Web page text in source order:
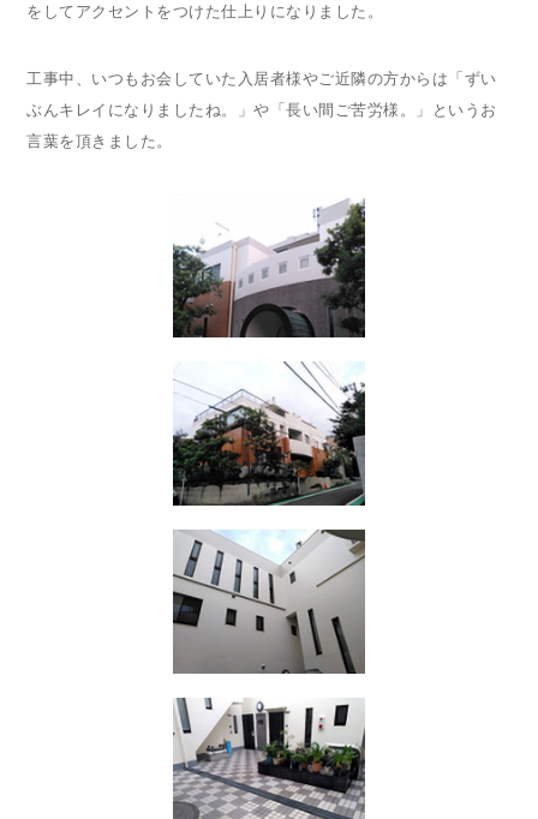
をしてアクセントをつけた仕上りになりました。
工事中、いつもお会していた入居者様やご近隣の方からは「ずい
ぶんキレイになりましたね。」や「長い間ご苦労様。」というお
言葉を頂きました。